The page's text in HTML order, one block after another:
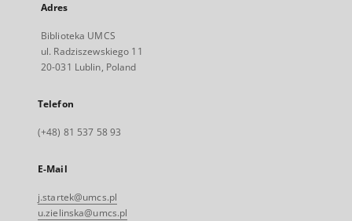
Adres
Biblioteka UMCS
ul. Radziszewskiego 11
20-031 Lublin, Poland
Telefon
(+48) 81 537 58 93
E-Mail
j.startek@umcs.pl
u.zielinska@umcs.pl